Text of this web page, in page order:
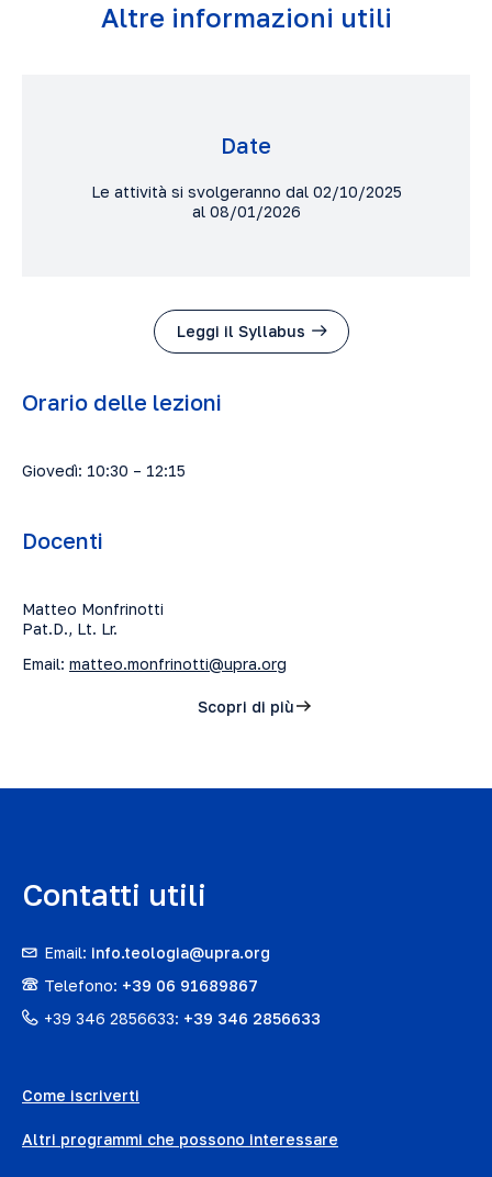
Altre informazioni utili
Date
Le attività si svolgeranno dal 02/10/2025
al 08/01/2026
Leggi il Syllabus
Orario delle lezioni
Giovedì: 10:30 – 12:15
Docenti
Matteo Monfrinotti
Pat.D., Lt. Lr.
Email: matteo.monfrinotti@upra.org
Scopri di più
Contatti utili
Email: info.teologia@upra.org
Telefono: +39 06 91689867
+39 346 2856633: +39 346 2856633
Come iscriverti
Altri programmi che possono interessare